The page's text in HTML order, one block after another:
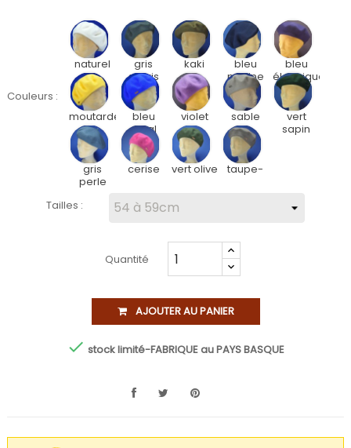
Couleurs :
naturel
gris
souris
kaki
bleu
marine
bleu
électrique
moutarde
bleu
royal
violet sable
vert
sapin
gris
perle
cerise vert olive taupe-
Tailles :
Quantité
AJOUTER AU PANIER
 stock limité-FABRIQUE au PAYS BASQUE